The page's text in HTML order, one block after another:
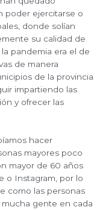
poder ejercitarse o
donde solían
su calidad de
pandemia era el de
de manera
de la provincia
impartiendo las
y ofrecer las
hacer
mayores poco
mayor de 60 años
o Instagram, por lo
como las personas
mucha gente en cada